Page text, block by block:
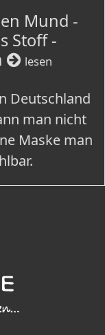
Mund -
Stoff -
lesen
Deutschland
man nicht
Maske man